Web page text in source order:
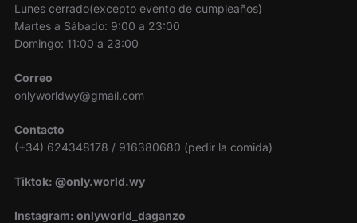
Lunes cerrado(excepto evento de cumpleaños)
Martes a Sábado: 9:00 a 23:00
Domingo: 11:00 a 23:00
Correo
onlyworldwy@gmail.com
Contacto
(+34) 624348178 / 916380680 (pedir la comida)
Tiktok: @only.world.wy
Instagram: onlyworld_daganzo